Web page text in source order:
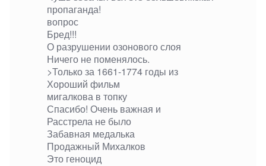
пропаганда!
вопрос
Бред!!!
О разрушении озонового слоя
Ничего не поменялось.
>Только за 1661-1774 годы из
Хороший фильм
мигалкова в топку
Спасибо! Очень важная и
Расстрела не было
Забавная медалька
Продажный Михалков
Это геноцид